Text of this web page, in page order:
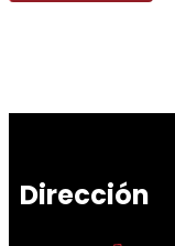
Dirección